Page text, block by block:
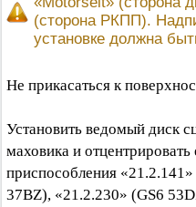
(сторона РКПП).
установке должна
Не прикасаться к
Установить ведомый диск
маховика и
приспособления
37BZ), «21.2.230» (GS6